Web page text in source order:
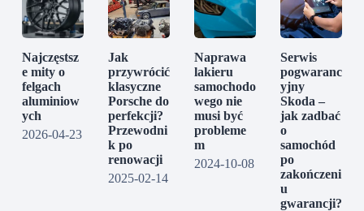
Najczęstsz
e mity o
felgach
aluminiow
ych
2026-04-23
Jak
przywrócić
klasyczne
Porsche do
perfekcji?
Przewodni
k po
renowacji
2025-02-14
Naprawa
lakieru
samochodo
wego nie
musi być
probleme
m
2024-10-08
Serwis
pogwaranc
yjny
Skoda –
jak zadbać
o
samochód
po
zakończeni
u
gwarancji?